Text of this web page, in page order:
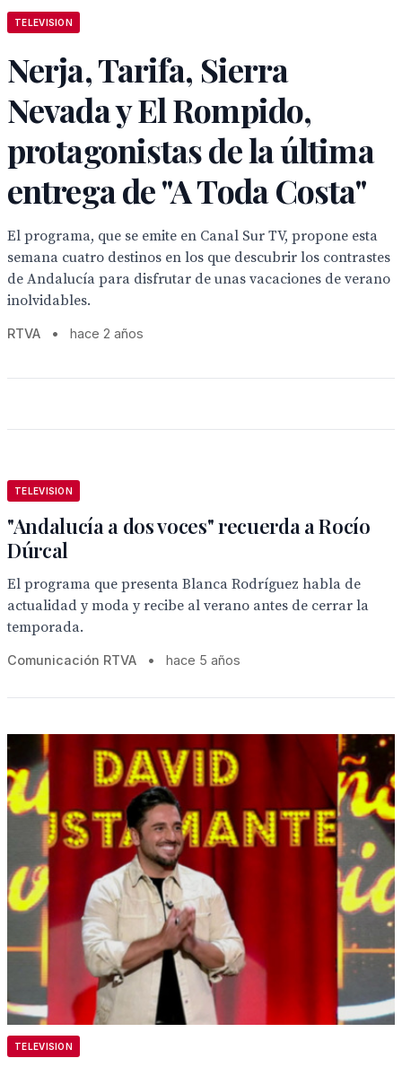
TELEVISION
Nerja, Tarifa, Sierra
Nevada y El Rompido,
protagonistas de la última
entrega de "A Toda Costa"
El programa, que se emite en Canal Sur TV, propone esta
semana cuatro destinos en los que descubrir los contrastes
de Andalucía para disfrutar de unas vacaciones de verano
inolvidables.
RTVA • hace 2 años
TELEVISION
"Andalucía a dos voces" recuerda a Rocío
Dúrcal
El programa que presenta Blanca Rodríguez habla de
actualidad y moda y recibe al verano antes de cerrar la
temporada.
Comunicación RTVA • hace 5 años
TELEVISION